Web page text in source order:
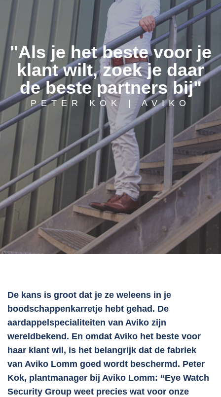
"Als je het beste voor je
klant wilt, zoek je daar
de beste partners bij"
PETER KOK | AVIKO
De kans is groot dat je ze weleens in je
boodschappenkarretje hebt gehad. De
aardappelspecialiteiten van Aviko zijn
wereldbekend. En omdat Aviko het beste voor
haar klant wil, is het belangrijk dat de fabriek
van Aviko Lomm goed wordt beschermd. Peter
Kok, plantmanager bij Aviko Lomm: “Eye Watch
Security Group weet precies wat voor onze